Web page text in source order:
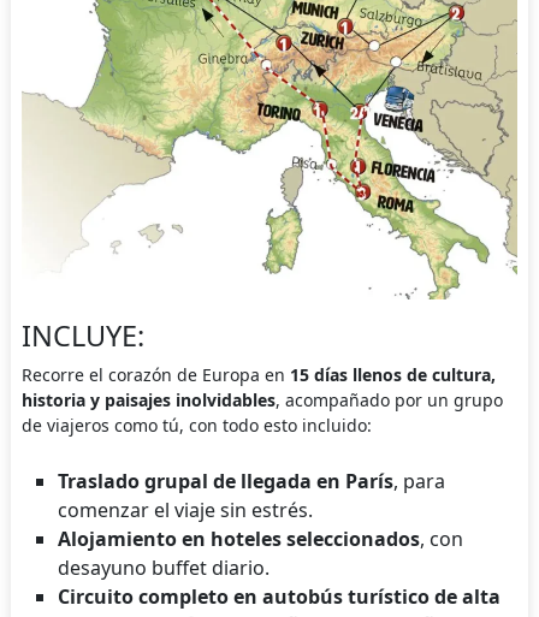
INCLUYE:
Recorre el corazón de Europa en 15 días llenos de cultura,
historia y paisajes inolvidables, acompañado por un grupo
de viajeros como tú, con todo esto incluido:
Traslado grupal de llegada en París, para
comenzar el viaje sin estrés.
Alojamiento en hoteles seleccionados, con
desayuno buffet diario.
Circuito completo en autobús turístico de alta